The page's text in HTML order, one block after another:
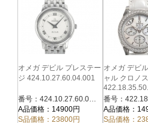
オメガ デビル プレステー
ジ 424.10.27.60.04.001
番号：424.10.27.60.04.001
A品価格：14900円
S品価格：23800円
オメガ デビ
ャル クロノ
A品価格：
S品価格：